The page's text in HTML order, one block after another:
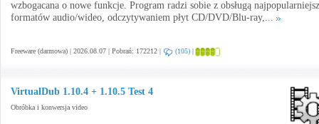
wzbogacana o nowe funkcje. Program radzi sobie z obsługą
formatów audio/wideo, odczytywaniem płyt CD/DVD/Blu-ray,...
Freeware (darmowa) | 2026.08.07 | Pobrań: 172212 | (105) |
VirtualDub 1.10.4 + 1.10.5 Test 4
Obróbka i konwersja video